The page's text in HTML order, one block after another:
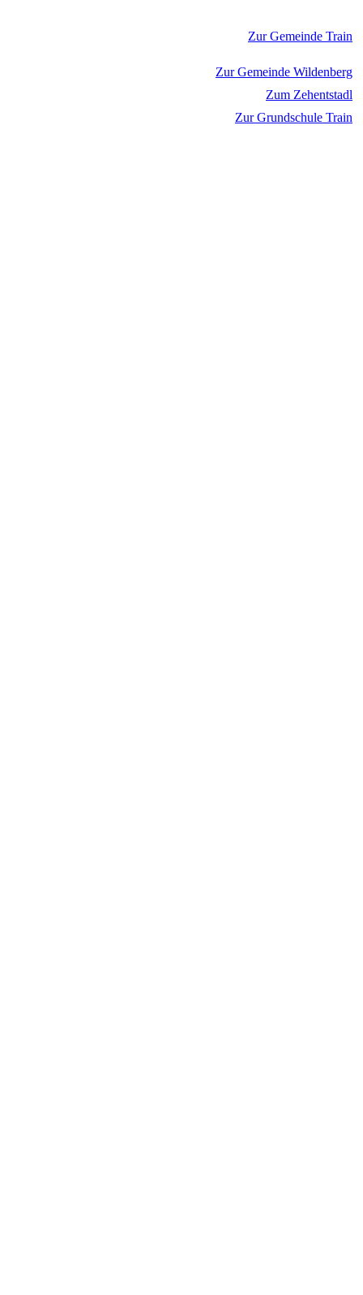
Zur Gemeinde Train
Zur Gemeinde Wildenberg
Zum Zehentstadl
Zur Grundschule Train